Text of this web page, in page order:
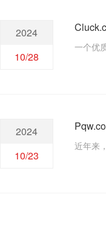
2024
10/28
一个优
2024
10/23
近年来